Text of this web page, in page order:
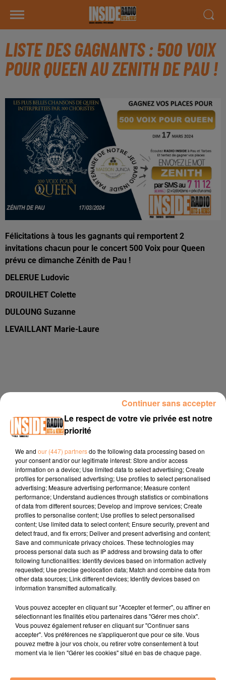
LISTE DES GAGNANTS : 500 VOIX
POUR QUEEN AU ZENITH DE PAU !
Félicitations à tous les gagnants qui remportent 2
invitations chacun pour le concert 500 Voix pour Queen
prévu ce dimanche Zénith de Pau !
DELERUE Ludovic
DROUILHET Colette
DULOUNG Suzanne
LEVAILLANT Marie-Laure
Publié : 15 mars 2024 à 19h21 par Océane
À LA UNE
3 août 2026
Gagnez vos pass de 2h à Calicéo !
24 juillet 2026
Mystic Ambre !
3 juin 2026
Le respect de votre vie privée est notre
priorité
We and our (447) partnersdo the following data processing based on
your consent and/or our legitimate interest: Store and/or access
information on a device; Use limited data to select advertising; Create
profiles for personalised advertising; Use profiles to select personalised
advertising; Measure advertising performance; Measure content
performance; Understand audiences through statistics or combinations
of data from different sources; Develop and improve services; Create
profiles to personalise content; Use profiles to select personalised
content; Use limited data to select content; Ensure security, prevent and
detect fraud, and fix errors; Deliver and present advertising and content;
Save and communicate privacy choices. These technologies may
process personal data such as IP address and browsing data to offer
following functionalities: Identify devices based on information actively
requested; Use precise geolocation data; Match and combine data from
other data sources; Link different devices; Identify devices based on
information transmitted automatically.
Vous pouvez accepter en cliquant sur "Accepter et fermer", ou affiner en
sélectionnant les finalités et/ou partenaires dans "Gérer mes choix".
Vous pouvez également refuser en cliquant sur "Continuer sans
accepter". Vos préférences ne s'appliqueront que pour ce site. Vous
pouvez mettre à jour vos choix, ou retirer votre consentement à tout
moment via le lien "Gérer les cookies" situé en bas de chaque page.
Continuer sans accepter